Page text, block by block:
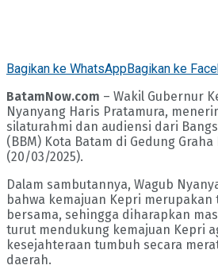
Bagikan ke WhatsAppBagikan ke
BatamNow.com – Wakil Gubernur
Nyanyang Haris Pratamura,
silaturahmi dan audiensi dari
(BBM) Kota Batam di Gedung
(20/03/2025).
Dalam sambutannya, Wagub
bahwa kemajuan Kepri merupakan
bersama, sehingga diharapkan
turut mendukung kemajuan Kepri
kesejahteraan tumbuh secara
daerah.